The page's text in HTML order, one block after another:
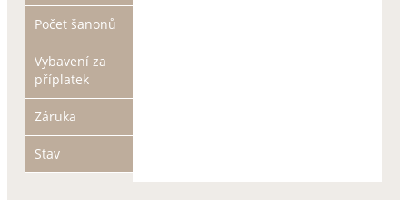
Počet šanonů
Vybavení za
příplatek
Záruka
Stav